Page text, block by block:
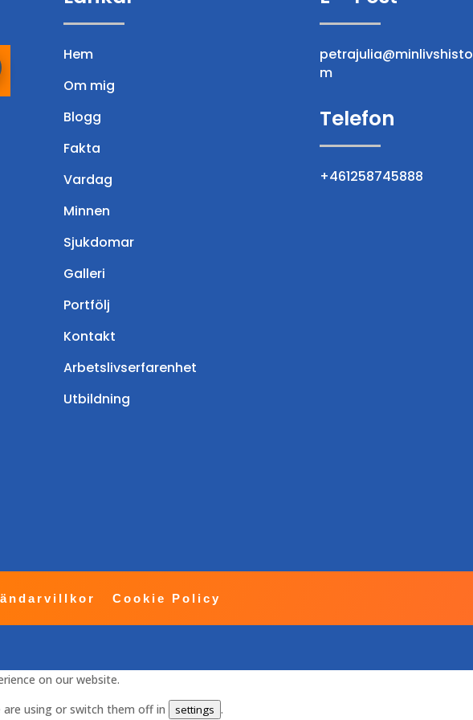
Hem
Om mig
Blogg
Fakta
Vardag
Minnen
Sjukdomar
Galleri
Portfölj
Kontakt
Arbetslivserfarenhet
Utbildning
m
Telefon
+461258745888
Cookie Policy
on our website.
using or switch them off in
settings .